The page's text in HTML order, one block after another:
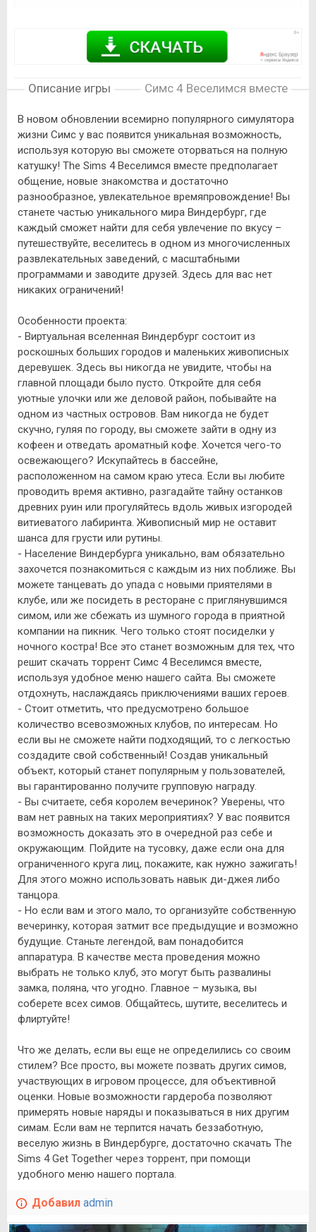
Описание игры Симс 4 Веселимся вместе
В новом обновлении всемирно популярного симулятора
жизни Симс у вас появится уникальная возможность,
используя которую вы сможете оторваться на полную
катушку! The Sims 4 Веселимся вместе предполагает
общение, новые знакомства и достаточно
разнообразное, увлекательное времяпровождение! Вы
станете частью уникального мира Виндербург, где
каждый сможет найти для себя увлечение по вкусу –
путешествуйте, веселитесь в одном из многочисленных
развлекательных заведений, с масштабными
программами и заводите друзей. Здесь для вас нет
никаких ограничений!
Особенности проекта:
- Виртуальная вселенная Виндербург состоит из
роскошных больших городов и маленьких живописных
деревушек. Здесь вы никогда не увидите, чтобы на
главной площади было пусто. Откройте для себя
уютные улочки или же деловой район, побывайте на
одном из частных островов. Вам никогда не будет
скучно, гуляя по городу, вы сможете зайти в одну из
кофеен и отведать ароматный кофе. Хочется чего-то
освежающего? Искупайтесь в бассейне,
расположенном на самом краю утеса. Если вы любите
проводить время активно, разгадайте тайну останков
древних руин или прогуляйтесь вдоль живых изгородей
витиеватого лабиринта. Живописный мир не оставит
шанса для грусти или рутины.
- Население Виндербурга уникально, вам обязательно
захочется познакомиться с каждым из них поближе. Вы
можете танцевать до упада с новыми приятелями в
клубе, или же посидеть в ресторане с приглянувшимся
симом, или же сбежать из шумного города в приятной
компании на пикник. Чего только стоят посиделки у
ночного костра! Все это станет возможным для тех, что
решит скачать торрент Симс 4 Веселимся вместе,
используя удобное меню нашего сайта. Вы сможете
отдохнуть, наслаждаясь приключениями ваших героев.
- Стоит отметить, что предусмотрено большое
количество всевозможных клубов, по интересам. Но
если вы не сможете найти подходящий, то с легкостью
создадите свой собственный! Создав уникальный
объект, который станет популярным у пользователей,
вы гарантированно получите групповую награду.
- Вы считаете, себя королем вечеринок? Уверены, что
вам нет равных на таких мероприятиях? У вас появится
возможность доказать это в очередной раз себе и
окружающим. Пойдите на тусовку, даже если она для
ограниченного круга лиц, покажите, как нужно зажигать!
Для этого можно использовать навык ди-джея либо
танцора.
- Но если вам и этого мало, то организуйте собственную
вечеринку, которая затмит все предыдущие и возможно
будущие. Станьте легендой, вам понадобится
аппаратура. В качестве места проведения можно
выбрать не только клуб, это могут быть развалины
замка, поляна, что угодно. Главное – музыка, вы
соберете всех симов. Общайтесь, шутите, веселитесь и
флиртуйте!
Что же делать, если вы еще не определились со своим
стилем? Все просто, вы можете позвать других симов,
участвующих в игровом процессе, для объективной
оценки. Новые возможности гардероба позволяют
примерять новые наряды и показываться в них другим
симам. Если вам не терпится начать беззаботную,
веселую жизнь в Виндербурге, достаточно скачать The
Sims 4 Get Together через торрент, при помощи
удобного меню нашего портала.
Добавил admin